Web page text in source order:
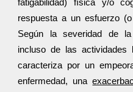
fatigabilidad) física y/o
respuesta a un esfuerzo
Según la severidad de la
incluso de las
caracteriza por un
enfermedad, una